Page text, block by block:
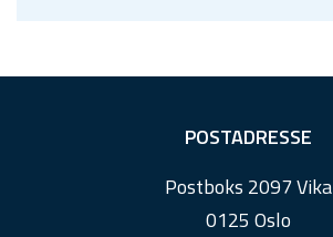
POSTADRESSE
Postboks 2097 Vika
0125 Oslo